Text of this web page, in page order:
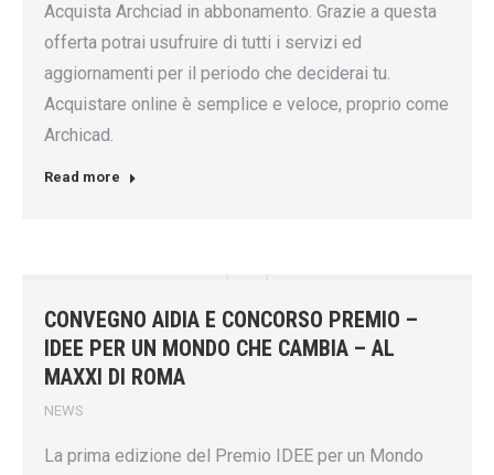
Acquista Archciad in abbonamento. Grazie a questa
offerta potrai usufruire di tutti i servizi ed
aggiornamenti per il periodo che deciderai tu.
Acquistare online è semplice e veloce, proprio come
Archicad.
Read more
CONVEGNO AIDIA E CONCORSO PREMIO –
IDEE PER UN MONDO CHE CAMBIA – AL
MAXXI DI ROMA
NEWS
La prima edizione del Premio IDEE per un Mondo